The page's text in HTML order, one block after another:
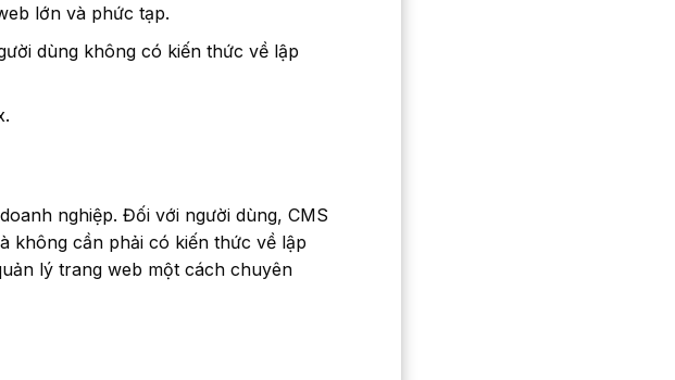
lớn và phức tạp.
dùng không có kiến thức về lập
nghiệp. Đối với người dùng, CMS
không cần phải có kiến thức về lập
lý trang web một cách chuyên